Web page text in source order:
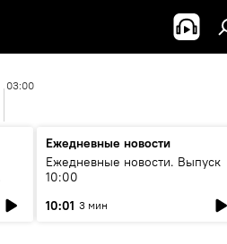
03:00
Ежедневные новости
Ежедневные новости. Выпуск
10:00
10:01 3 мин